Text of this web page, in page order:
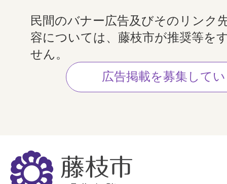
民間のバナー広告及びそのリンク
容については、藤枝市が推奨等を
せん。
広告掲載を募集して
藤
枝